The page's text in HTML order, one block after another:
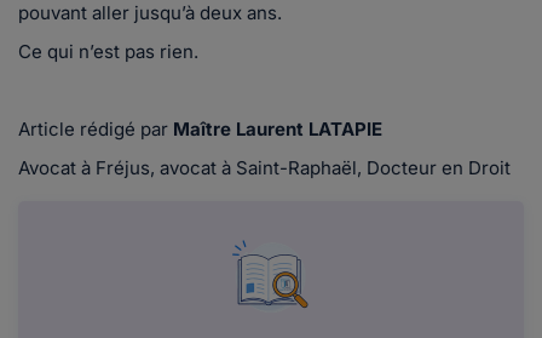
pouvant aller jusqu’à deux ans.
Ce qui n’est pas rien.
Article rédigé par Maître Laurent LATAPIE
Avocat à Fréjus, avocat à Saint-Raphaël, Docteur en Droit